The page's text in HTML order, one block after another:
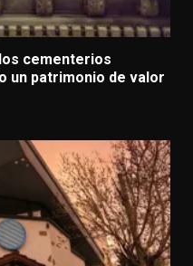
cementerios
un patrimonio de valor